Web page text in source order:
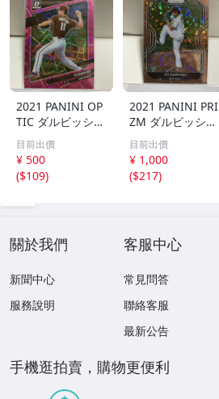
2021 PANINI OP
TIC ダルビッシュ
有 249枚限定
シリアルカード
パドレス
目前出價
¥ 500
($109)
2021 PANINI PRI
ZM ダルビッシュ
有 40枚限定
シリアルカード
パドレス
目前出價
¥ 1,000
($217)
關於我們
新聞中心
服務說明
客服中心
常見問答
聯絡客服
最新公告
手機逛拍賣，購物更便利